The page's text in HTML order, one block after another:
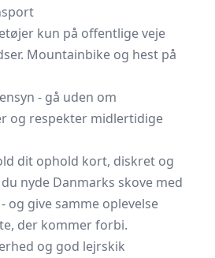
kun på offentlige veje
Mountainbike og hest på
- gå uden om
og respekter midlertidige
dit ophold kort, diskret og
nyde Danmarks skove med
og give samme oplevelse
der kommer forbi.
og god lejrskik